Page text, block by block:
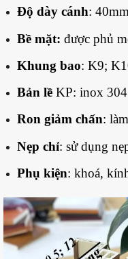
Độ dày cánh:
Bề mặt: được phủ
Khung bao: K9;
Bản lề KP: inox 304
Ron giảm chấn:
Nẹp chỉ: sử dụng
Phụ kiện: khoá,